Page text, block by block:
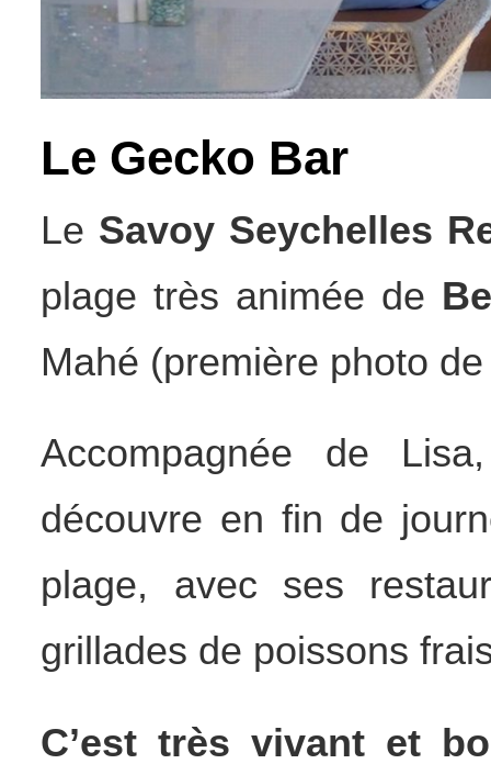
Le Gecko Bar
Le Savoy Seychelles
plage très animée de
Mahé (première photo de
Accompagnée de
découvre en fin de
plage, avec ses
grillades de poissons
C’est très vivant et